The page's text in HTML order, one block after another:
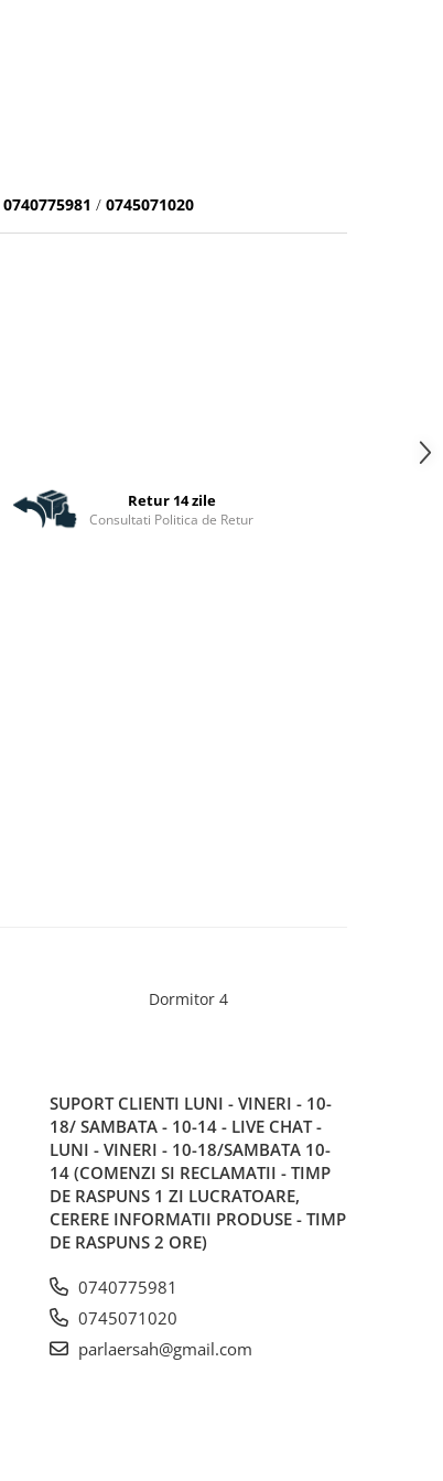
0740775981 / 0745071020
Retur 14 zile
Consultati Politica de Retur
Dormitor 4
SUPORT CLIENTI LUNI - VINERI - 10-
18/ SAMBATA - 10-14 - LIVE CHAT -
LUNI - VINERI - 10-18/SAMBATA 10-
14 (COMENZI SI RECLAMATII - TIMP
DE RASPUNS 1 ZI LUCRATOARE,
CERERE INFORMATII PRODUSE - TIMP
DE RASPUNS 2 ORE)
0740775981
0745071020
parlaersah@gmail.com